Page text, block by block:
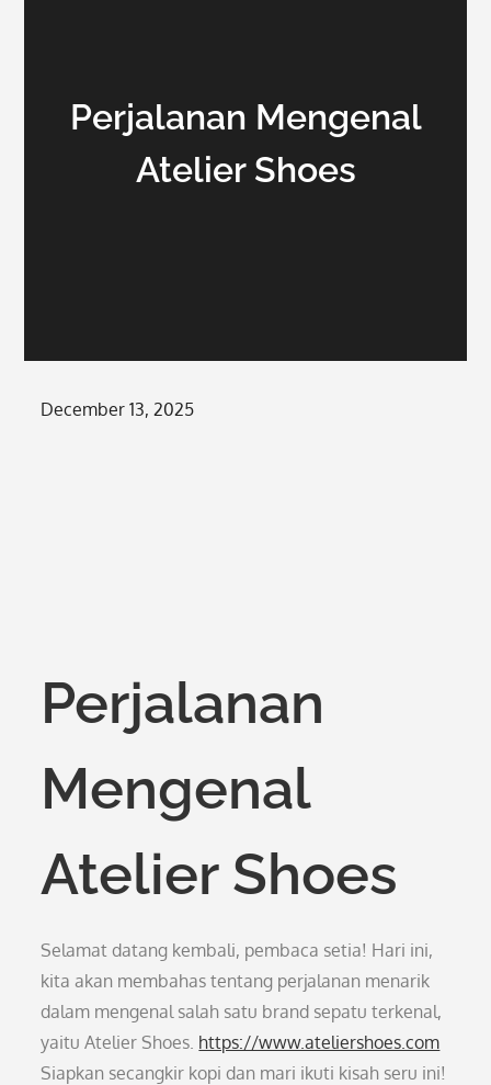
Perjalanan Mengenal
Atelier Shoes
Posted
December 13, 2025
Perjalanan
Mengenal
Atelier Shoes
Selamat datang kembali, pembaca setia! Hari ini,
kita akan membahas tentang perjalanan menarik
dalam mengenal salah satu brand sepatu terkenal,
yaitu Atelier Shoes. https://www.ateliershoes.com
Siapkan secangkir kopi dan mari ikuti kisah seru ini!